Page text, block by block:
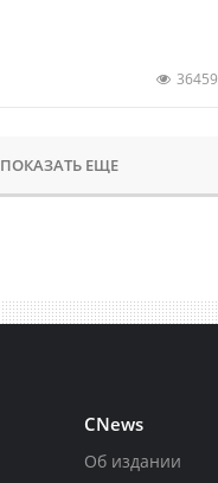
36459
ПОКАЗАТЬ ЕЩЕ
CNews
Об издании